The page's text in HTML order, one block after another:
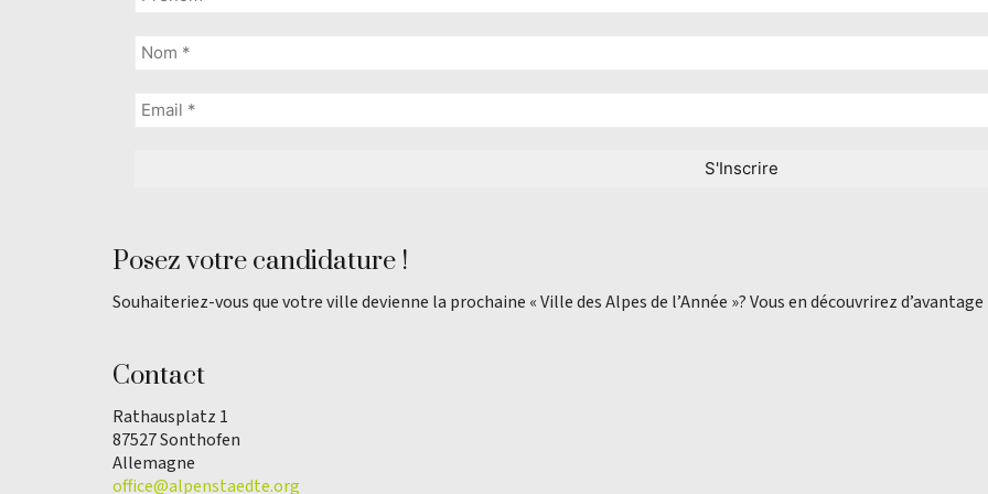
Posez votre candidature !
Souhaiteriez-vous que votre ville devienne la prochaine « Ville des Alpes de l’Année »? Vous en découvrirez d’avantage
Contact
Rathausplatz 1
87527 Sonthofen
Allemagne
office@alpenstaedte.org